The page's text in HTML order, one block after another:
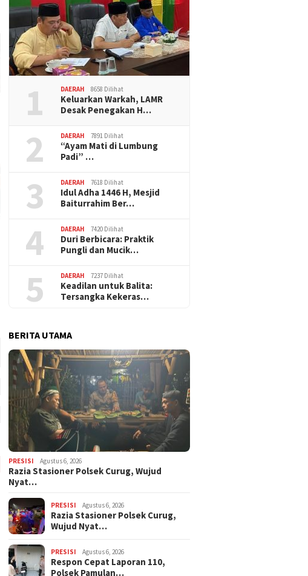
1 DAERAH 8658 Dilihat
Keluarkan Warkah, LAMR
Desak Penegakan H…
2 DAERAH 7891 Dilihat
“Ayam Mati di Lumbung
Padi” …
3 DAERAH 7618 Dilihat
Idul Adha 1446 H, Mesjid
Baiturrahim Ber…
4 DAERAH 7420 Dilihat
Duri Berbicara: Praktik
Pungli dan Mucik…
5 DAERAH 7237 Dilihat
Keadilan untuk Balita:
Tersangka Kekeras…
BERITA UTAMA
PRESISI Agustus 6, 2026
Razia Stasioner Polsek Curug, Wujud
Nyat…
PRESISI Agustus 6, 2026
Razia Stasioner Polsek Curug,
Wujud Nyat…
PRESISI Agustus 6, 2026
Respon Cepat Laporan 110,
Polsek Pamulan…